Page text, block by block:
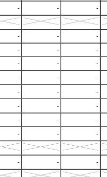
- -
-
- -
-
- -
-
- -
-
- -
-
- -
-
- -
-
- -
-
- -
-
- -
-